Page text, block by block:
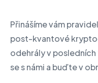
Přinášíme vám
post-kvantové
odehrály v
se s námi a buďte v